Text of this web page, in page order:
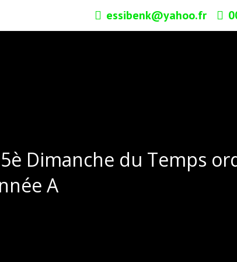
essibenk@yahoo.fr
Dimanche du Temps
A